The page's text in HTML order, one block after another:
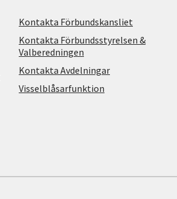
Kontakta Förbundskansliet
Kontakta Förbundsstyrelsen &
Valberedningen
Kontakta Avdelningar
Visselblåsarfunktion